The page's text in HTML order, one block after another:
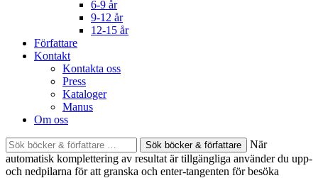
6-9 år
9-12 år
12-15 år
Författare
Kontakt
Kontakta oss
Press
Kataloger
Manus
Om oss
Sök
böcker
&
När
automatisk komplettering av resultat är tillgängliga använder du upp-
och nedpilarna för att granska och enter-tangenten för besöka